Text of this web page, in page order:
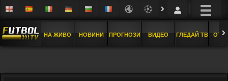
›
НА ЖИВО НОВИНИ ПРОГНОЗИ ВИДЕО ГЛЕДАЙ ТВ ›